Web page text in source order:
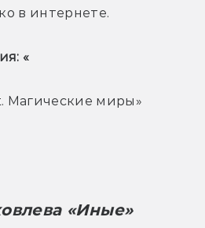
в интернете.
«
Магические миры»
«Иные»